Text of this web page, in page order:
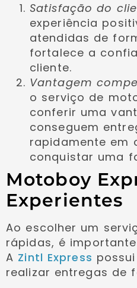
Satisfação do
experiência
atendidas de
fortalece a
cliente.
Vantagem
o serviço de
conferir uma
conseguem
rapidamente em
conquistar uma
Motoboy
Experientes
Ao escolher um
rápidas, é
A Zintl Express
realizar entregas de